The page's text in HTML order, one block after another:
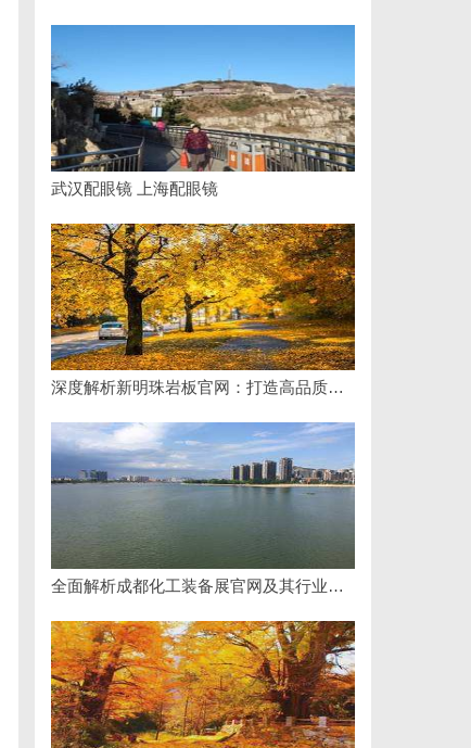
武汉配眼镜 上海配眼镜
深度解析新明珠岩板官网：打造高品质岩板行业标杆平台
全面解析成都化工装备展官网及其行业影响力